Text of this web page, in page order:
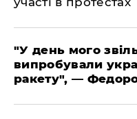
​"У день мого
випробували
ракету", —